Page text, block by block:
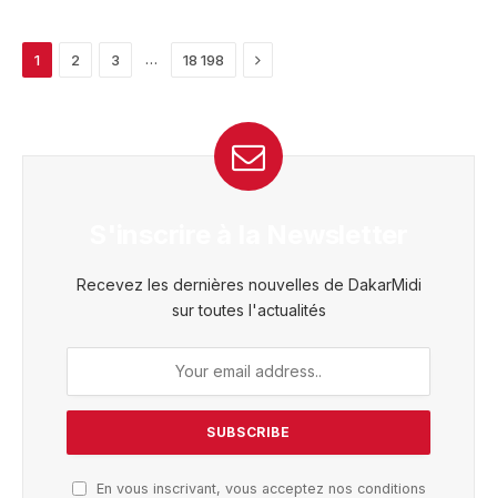
1 2 3 … 18 198 Next
Recevez les dernières nouvelles de DakarMidi
sur toutes l'actualités
En vous inscrivant, vous acceptez nos conditions